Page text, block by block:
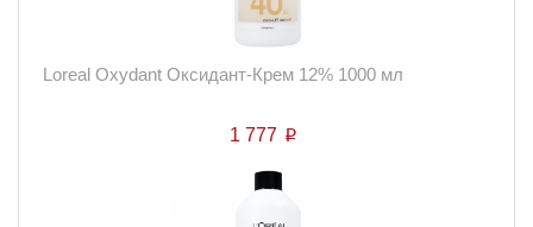
Loreal Oxydant Оксидант-Крем 12% 1000 мл
1 777 p